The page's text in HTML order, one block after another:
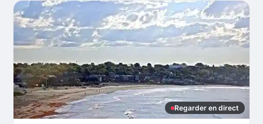
Regarder en direct